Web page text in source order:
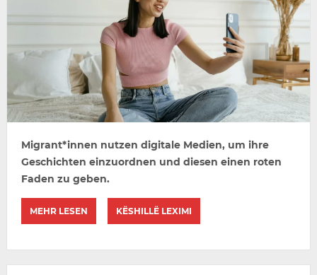
Migrant*innen nutzen digitale Medien, um ihre
Geschichten einzuordnen und diesen einen roten
Faden zu geben.
MEHR LESEN KËSHILLË LEXIMI